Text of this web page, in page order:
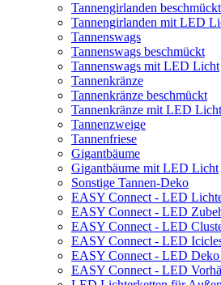
Tannengirlanden beschmückt
Tannengirlanden mit LED
Tannenswags
Tannenswags beschmückt
Tannenswags mit LED Licht
Tannenkränze
Tannenkränze beschmückt
Tannenkränze mit LED Licht
Tannenzweige
Tannenfriese
Gigantbäume
Gigantbäume mit LED Licht
Sonstige Tannen-Deko
EASY Connect - LED
EASY Connect - LED
EASY Connect - LED
EASY Connect - LED
EASY Connect - LED
EASY Connect - LED